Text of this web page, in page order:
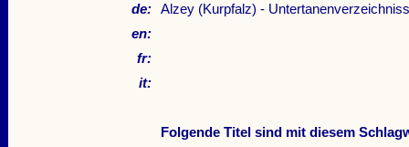
de: Alzey (Kurpfalz) -
en:
fr:
it:
Folgende Titel sind mit diesem